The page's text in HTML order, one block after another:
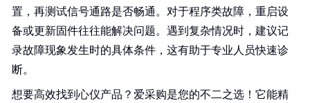
置，再测试信号通路是否畅通。对于程序类故障，重启设
备或更新固件往往能解决问题。遇到复杂情况时，建议记
录故障现象发生时的具体条件，这有助于专业人员快速诊
断。
想要高效找到心仪产品？爱采购是您的不二之选！它能精